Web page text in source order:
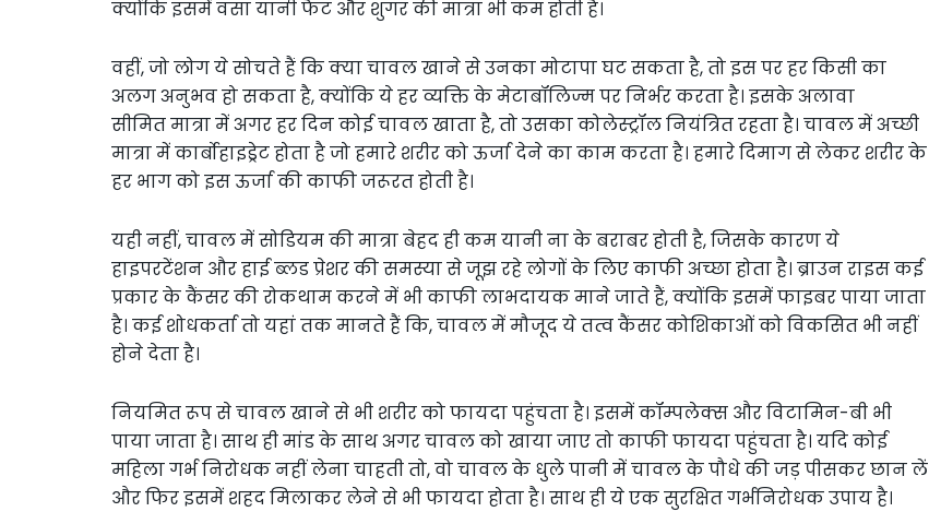
क्योंकि इसमें वसा यानी फैट और शुगर की मात्रा भी कम होती है।
वहीं, जो लोग ये सोचते हैं कि क्या चावल खाने से उनका मोटापा घट सकता है, तो इस पर हर किसी का
अलग अनुभव हो सकता है, क्योंकि ये हर व्यक्ति के मेटाबॉलिज्म पर निर्भर करता है। इसके अलावा
सीमित मात्रा में अगर हर दिन कोई चावल खाता है, तो उसका कोलेस्ट्रॉल नियंत्रित रहता है। चावल में अच्छी
मात्रा में कार्बोहाइड्रेट होता है जो हमारे शरीर को ऊर्जा देने का काम करता है। हमारे दिमाग से लेकर शरीर के
हर भाग को इस ऊर्जा की काफी जरूरत होती है।
यही नहीं, चावल में सोडियम की मात्रा बेहद ही कम यानी ना के बराबर होती है, जिसके कारण ये
हाइपरटेंशन और हाई ब्लड प्रेशर की समस्या से जूझ रहे लोगों के लिए काफी अच्छा होता है। ब्राउन राइस कई
प्रकार के कैंसर की रोकथाम करने में भी काफी लाभदायक माने जाते हैं, क्योंकि इसमें फाइबर पाया जाता
है। कई शोधकर्ता तो यहां तक मानते हैं कि, चावल में मौजूद ये तत्व कैंसर कोशिकाओं को विकसित भी नहीं
होने देता है।
नियमित रूप से चावल खाने से भी शरीर को फायदा पहुंचता है। इसमें कॉम्पलेक्स और विटामिन-बी भी
पाया जाता है। साथ ही मांड के साथ अगर चावल को खाया जाए तो काफी फायदा पहुंचता है। यदि कोई
महिला गर्भ निरोधक नहीं लेना चाहती तो, वो चावल के धुले पानी में चावल के पौधे की जड़ पीसकर छान लें
और फिर इसमें शहद मिलाकर लेने से भी फायदा होता है। साथ ही ये एक सुरक्षित गर्भनिरोधक उपाय है।